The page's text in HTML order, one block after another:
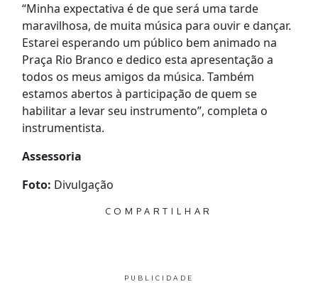
“Minha expectativa é de que será uma tarde
maravilhosa, de muita música para ouvir e dançar.
Estarei esperando um público bem animado na
Praça Rio Branco e dedico esta apresentação a
todos os meus amigos da música. Também
estamos abertos à participação de quem se
habilitar a levar seu instrumento”, completa o
instrumentista.
Assessoria
Foto: Divulgação
COMPARTILHAR
PUBLICIDADE